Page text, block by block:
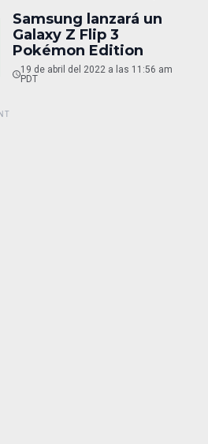
Samsung lanzará un
Galaxy Z Flip 3
Pokémon Edition
19 de abril del 2022 a las 11:56 am
PDT